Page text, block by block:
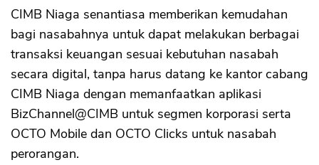
CIMB Niaga senantiasa memberikan kemudahan
bagi nasabahnya untuk dapat melakukan berbagai
transaksi keuangan sesuai kebutuhan nasabah
secara digital, tanpa harus datang ke kantor cabang
CIMB Niaga dengan memanfaatkan aplikasi
BizChannel@CIMB untuk segmen korporasi serta
OCTO Mobile dan OCTO Clicks untuk nasabah
perorangan.